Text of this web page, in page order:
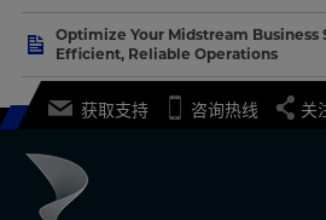
Optimize Your Midstream Business
Efficient, Reliable Operations
获取支持 咨询热线 关